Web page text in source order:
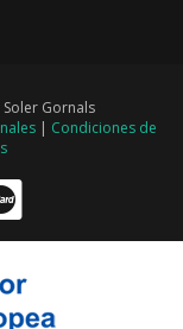
Gornals
| Condiciones de